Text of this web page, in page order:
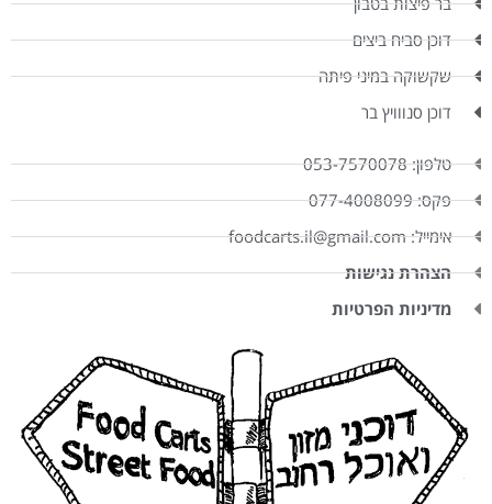
דוכן סביח ביצים
שקשוקה במיני פיתה
דוכן סנווויץ בר
טלפון: 053-7570078
פקס: 077-4008099
אימייל: foodcarts.il@gmail.com
הצהרת נגישות
מדיניות הפרטיות